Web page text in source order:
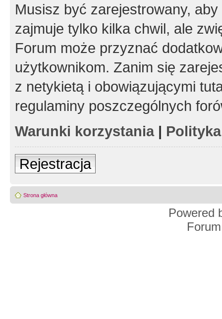
Musisz być zarejestrowany,
zajmuje tylko kilka chwil, ale
Forum może przyznać
użytkownikom. Zanim się
z netykietą i obowiązującymi
regulaminy poszczególnych
Warunki korzystania|
Rejestracja
Strona główna
Powered